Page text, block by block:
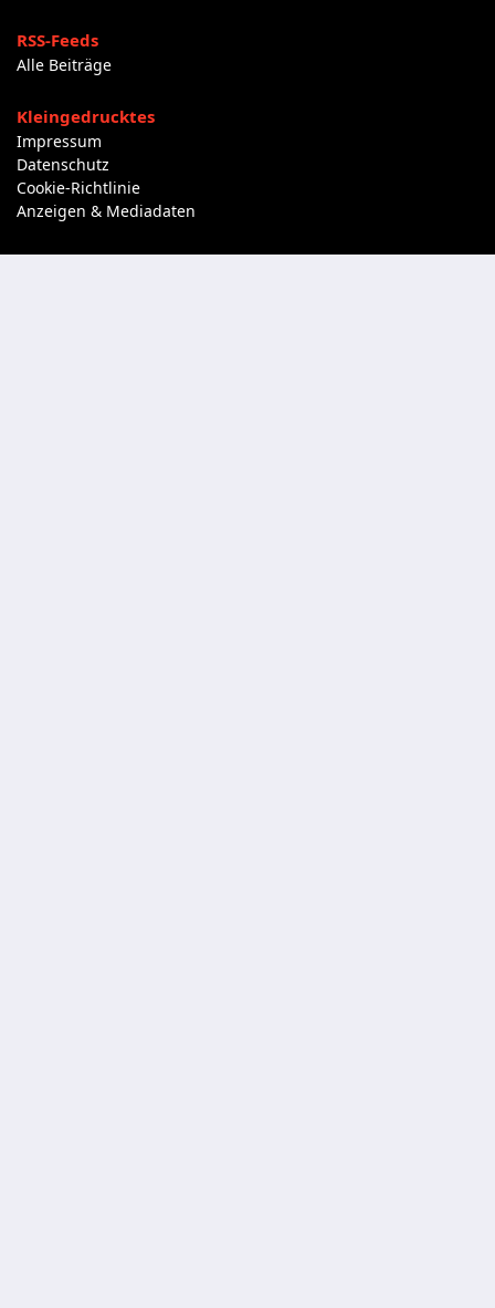
RSS-Feeds
Alle Beiträge
Kleingedrucktes
Impressum
Datenschutz
Cookie-Richtlinie
Anzeigen & Mediadaten